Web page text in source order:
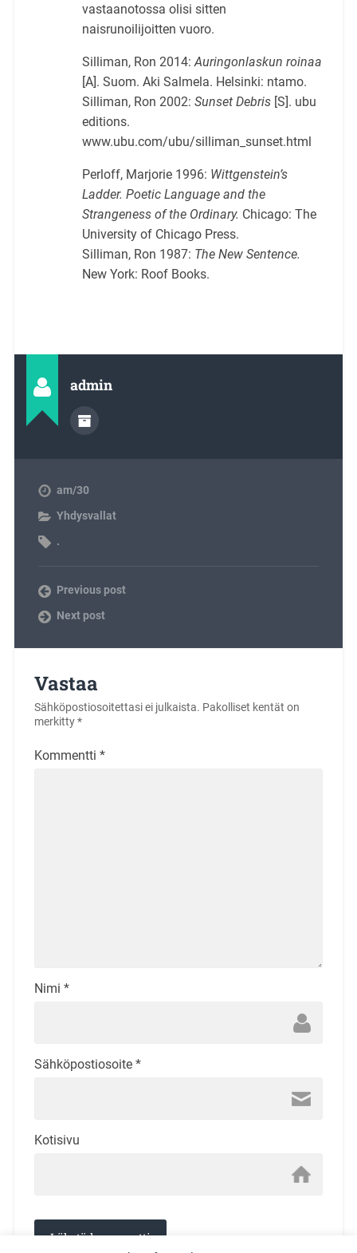
vastaanotossa olisi sitten
naisrunoilijoitten vuoro.
Silliman, Ron 2014:Auringonlaskun roinaa
[A]. Suom. Aki Salmela. Helsinki: ntamo.
Silliman, Ron 2002: Sunset Debris[S]. ubu
editions.
www.ubu.com/ubu/silliman_sunset.html
Perloff, Marjorie 1996: Wittgenstein’s
Ladder. Poetic Language and the
Strangeness of the Ordinary. Chicago: The
University of Chicago Press.
Silliman, Ron 1987: The New Sentence.
New York: Roof Books.
admin
am/30
Yhdysvallat
.
Previous post
Next post
Vastaa
Sähköpostiosoitettasi ei julkaista. Pakolliset kentät on
merkitty*
Kommentti *
Nimi *
Sähköpostiosoite *
Kotisivu